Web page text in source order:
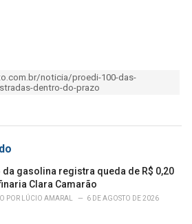
noticia/proedi-100-das-
dentro-do-prazo
da gasolina registra queda de R$ 0,20
Clara Camarão
POR LÚCIO AMARAL 6 DE AGOSTO DE 2026